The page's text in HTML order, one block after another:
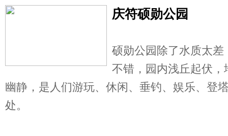
庆符硕勋公园
硕勋公园除了水质太
不错，园内浅丘起伏
幽静，是人们游玩、休闲、垂钓、娱乐、登
处。